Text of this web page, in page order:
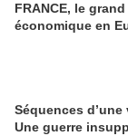
FRANCE, le
économique en
Séquences
Une guerre